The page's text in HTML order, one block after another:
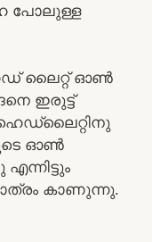
പോലുള്ള
ലൈറ്റ് ഓൺ
ഇരുട്ട്
ഓൺ
കാണുന്നു.